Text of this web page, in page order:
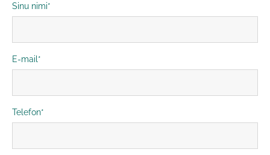
Sinu nimi
E-mail
Telefon